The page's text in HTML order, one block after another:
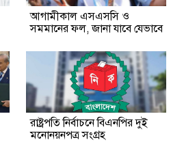
আগামীকাল এসএসসি ও
সমমানের ফল, জানা যাবে যেভাবে
রাষ্ট্রপতি নির্বাচনে বিএনপির দুই
মনোনয়নপত্র সংগ্রহ